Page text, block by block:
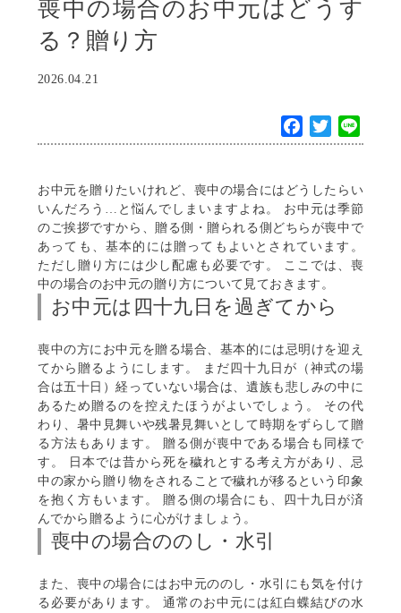
喪中の場合のお中元はどうす
る？贈り方
2026.04.21
a
e
b
o
o
k
w
t
t
e
r
i
e
お中元を贈りたいけれど、喪中の場合にはどうしたらい
いんだろう…と悩んでしまいますよね。 お中元は季節
のご挨拶ですから、贈る側・贈られる側どちらが喪中で
あっても、基本的には贈ってもよいとされています。
ただし贈り方には少し配慮も必要です。 ここでは、喪
中の場合のお中元の贈り方について見ておきます。
お中元は四十九日を過ぎてから
喪中の方にお中元を贈る場合、基本的には忌明けを迎え
てから贈るようにします。 まだ四十九日が（神式の場
合は五十日）経っていない場合は、遺族も悲しみの中に
あるため贈るのを控えたほうがよいでしょう。 その代
わり、暑中見舞いや残暑見舞いとして時期をずらして贈
る方法もあります。 贈る側が喪中である場合も同様で
す。 日本では昔から死を穢れとする考え方があり、忌
中の家から贈り物をされることで穢れが移るという印象
を抱く方もいます。 贈る側の場合にも、四十九日が済
んでから贈るように心がけましょう。
喪中の場合ののし・水引
また、喪中の場合にはお中元ののし・水引にも気を付け
る必要があります。 通常のお中元には紅白蝶結びの水